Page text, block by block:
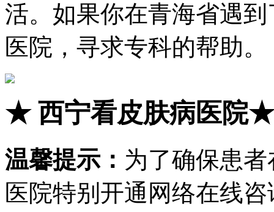
活。如果你在青海省遇
医院，寻求专科的帮助。
★西宁看皮肤病医院★
温馨提示： 为了确保患
医院特别开通网络在线